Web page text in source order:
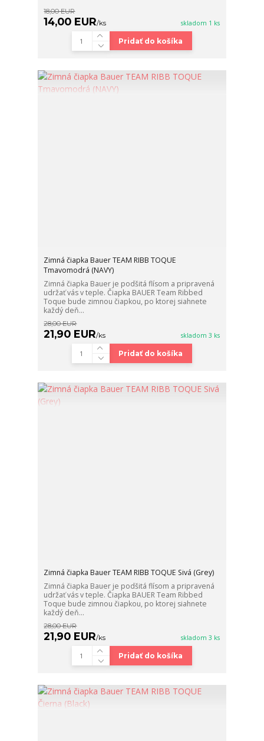
18,00 EUR
14,00 EUR/ks skladom 1 ks
Pridať do košíka
Zimná čiapka Bauer TEAM RIBB TOQUE
Tmavomodrá (NAVY)
Zimná čiapka Bauer je podšitá flísom a pripravená
udržať vás v teple. Čiapka BAUER Team Ribbed
Toque bude zimnou čiapkou, po ktorej siahnete
každý deň...
28,00 EUR
21,90 EUR/ks skladom 3 ks
Pridať do košíka
Zimná čiapka Bauer TEAM RIBB TOQUE Sivá (Grey)
Zimná čiapka Bauer je podšitá flísom a pripravená
udržať vás v teple. Čiapka BAUER Team Ribbed
Toque bude zimnou čiapkou, po ktorej siahnete
každý deň...
28,00 EUR
21,90 EUR/ks skladom 3 ks
Pridať do košíka